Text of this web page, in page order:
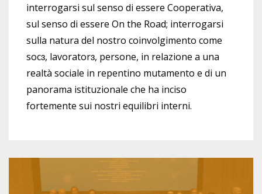
interrogarsi sul senso di essere Cooperativa,
sul senso di essere On the Road; interrogarsi
sulla natura del nostro coinvolgimento come
socɜ, lavoratorɜ, persone, in relazione a una
realtà sociale in repentino mutamento e di un
panorama istituzionale che ha inciso
fortemente sui nostri equilibri interni.